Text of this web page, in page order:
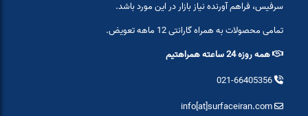
سرفیس، فراهم آورنده نیاز بازار در این مورد باشد.
تمامی محصولات به همراه گارانتی 12 ماهه تعویض.
همه روزه 24 ساعته همراهتیم
021-66405356